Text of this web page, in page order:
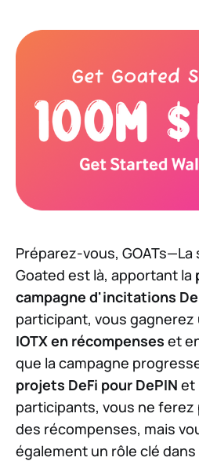
Préparez-vous, GOATs—La
Goated est là, apportant la
campagne d'incitations
participant, vous gagnerez
IOTX en récompenses et
que la campagne
projets DeFi pour DePIN et
participants, vous ne ferez
des récompenses, mais
également un rôle clé